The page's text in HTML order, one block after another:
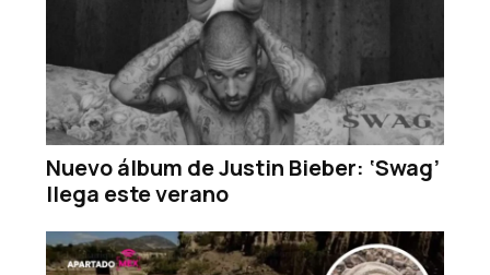
Nuevo álbum de Justin Bieber: ‘Swag’
llega este verano